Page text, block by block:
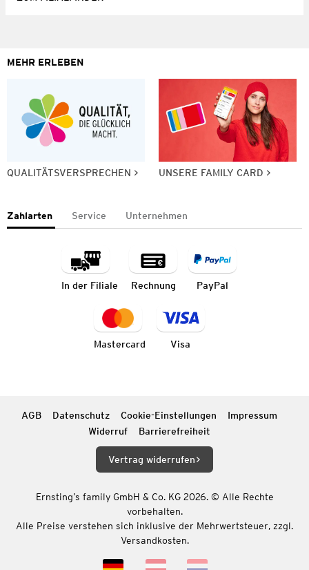
MEHR ERLEBEN
QUALITÄTSVERSPRECHEN UNSERE FAMILY CARD
Zahlarten Service Unternehmen
In der Filiale Rechnung PayPal
Mastercard Visa
AGB Datenschutz Cookie-Einstellungen
Impressum
Widerruf
Barrierefreiheit
Vertrag widerrufen
Ernsting’s family GmbH & Co. KG 2026. © Alle Rechte
vorbehalten.
Alle Preise verstehen sich inklusive der Mehrwertsteuer, zzgl.
Versandkosten.